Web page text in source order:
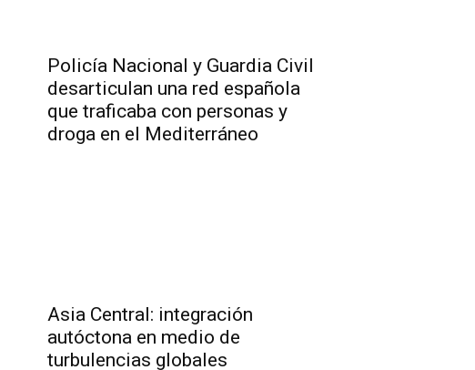
Policía Nacional y Guardia Civil
desarticulan una red española
que traficaba con personas y
droga en el Mediterráneo
Asia Central: integración
autóctona en medio de
turbulencias globales